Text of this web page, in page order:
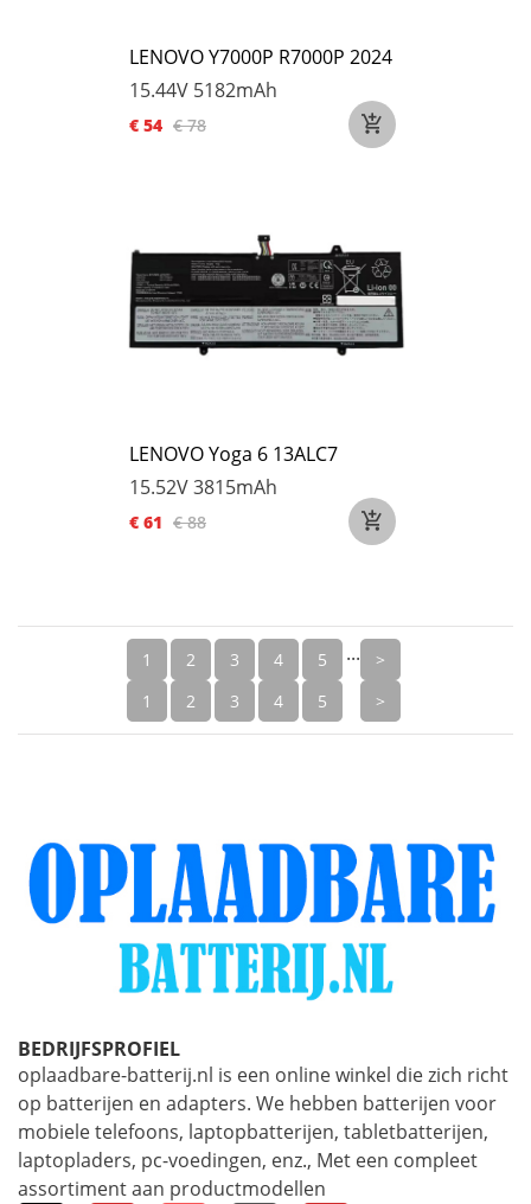
LENOVO Y7000P R7000P 2024
15.44V 5182mAh
€ 54 € 78
LENOVO Yoga 6 13ALC7
15.52V3815mAh
€ 61 € 88
1
1
2
2
3
3
4
4
5
5
...
>
>
BEDRIJFSPROFIEL
oplaadbare-batterij.nl is een online winkel die zich richt
op batterijen en adapters. We hebben batterijen voor
mobiele telefoons, laptopbatterijen, tabletbatterijen,
laptopladers, pc-voedingen, enz., Met een compleet
assortiment aan productmodellen